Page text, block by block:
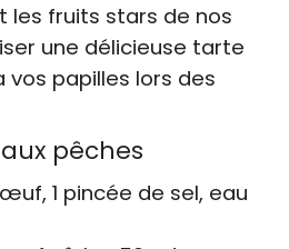
les fruits stars de nos
une délicieuse tarte
vos papilles lors des
pêches
1 pincée de sel, eau